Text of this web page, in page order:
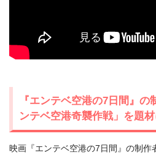
『エンテベ空港の7日間』
ンテベ空港奇襲作戦」を題
映画『エンテベ空港の7日間』の制作